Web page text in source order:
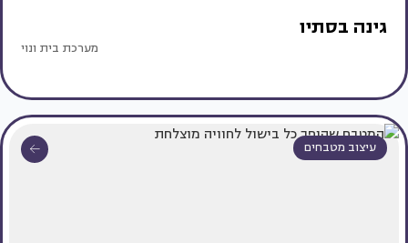
גינה בסתיו
מערכת בית ונוי
עיצוב מטבחים